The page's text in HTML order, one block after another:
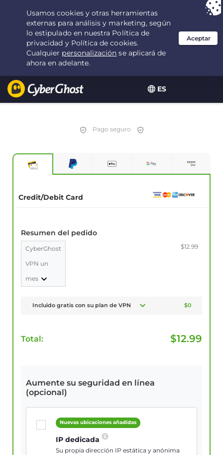
ES
Tu elección:la mejor ofertadurante 3.3333333333333 años por $
2.23 /mes
Pago seguro
Credit/Debit Card
Resumen del pedido
CyberGhost
VPN un
mes
$12.99
Incluido gratis con su plan de VPN $0
Total: $12.99
Aumente su seguridad en línea
(opcional)
Nuevas ubicaciones añadidas
IP dedicada
Su propia dirección IP estática y anónima